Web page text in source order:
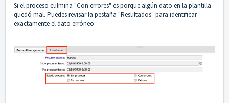
Si el proceso culmina "Con errores" es porque algún dato en la plantilla
quedó mal. Puedes revisar la pestaña "Resultados" para identificar
exactamente el dato erróneo.